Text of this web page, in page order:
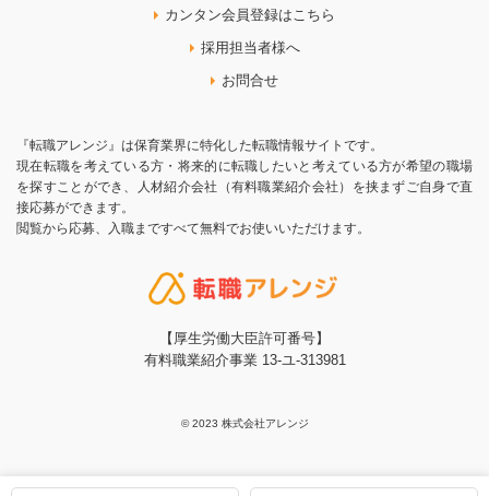
カンタン会員登録はこちら
採用担当者様へ
お問合せ
『転職アレンジ』は保育業界に特化した転職情報サイトです。
現在転職を考えている方・将来的に転職したいと考えている方が希望の職場
を探すことができ、人材紹介会社（有料職業紹介会社）を挟まずご自身で直
接応募ができます。
閲覧から応募、入職まですべて無料でお使いいただけます。
【厚生労働大臣許可番号】
有料職業紹介事業 13-ユ-313981
© 2023 株式会社アレンジ